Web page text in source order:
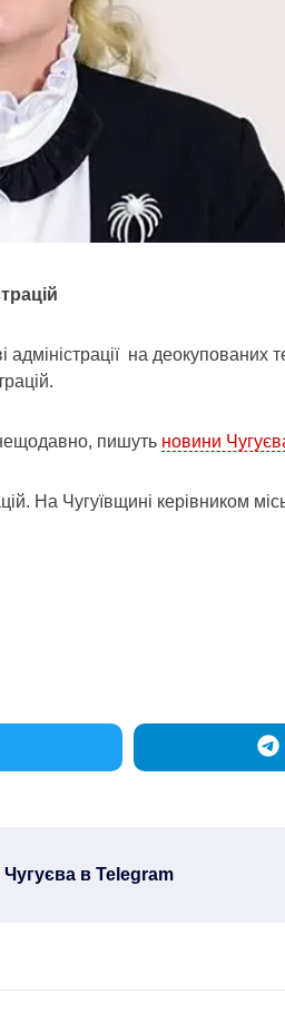
на деокупованих
пишуть новини
На Чугуївщині керівником
в Telegram